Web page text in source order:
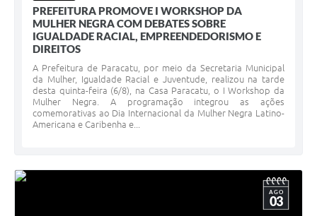
PREFEITURA PROMOVE I WORKSHOP DA
MULHER NEGRA COM DEBATES SOBRE
IGUALDADE RACIAL, EMPREENDEDORISMO E
DIREITOS
A Prefeitura de Paracatu, por meio da Secretaria Municipal
da Mulher, Igualdade Racial e Juventude, realizou na tarde
desta quinta-feira (6/8), na Casa Paracatu, o I Workshop da
Mulher Negra. A programação integrou as ações
comemorativas ao Dia Internacional da Mulher Negra Latino-
Americana e Caribenha e...
AGO
03